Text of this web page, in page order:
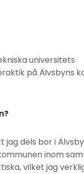
universitets
på Älvsbyns
dels bor i
inom
vilket jag